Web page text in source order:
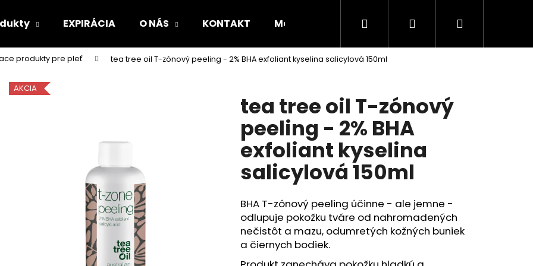
EXPIRÁCIA O NÁS KONTAKT Moja objednávka RADY A INŠPIRÁCIE
Hľadať PrihlásenieNákupný
produkty pre pleť tea tree oil T-zónový peeling - 2% BHA exfoliant kyselina salicylová 150ml
tea tree oil T-zónový
peeling - 2% BHA
exfoliant kyselina
salicylová 150ml
BHA T-zónový peeling účinne - ale jemne -
odlupuje pokožku tváre od nahromadených
nečistôt a mazu, odumretých kožných buniek
a čiernych bodiek.
AKCIA
Čo potrebujete nájsť?
Odporúčame